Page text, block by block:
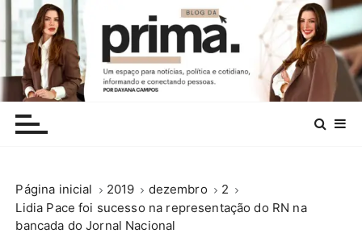
Página inicial 2019 dezembro
2
Lidia Pace foi sucesso na representação do RN na
bancada do Jornal Nacional